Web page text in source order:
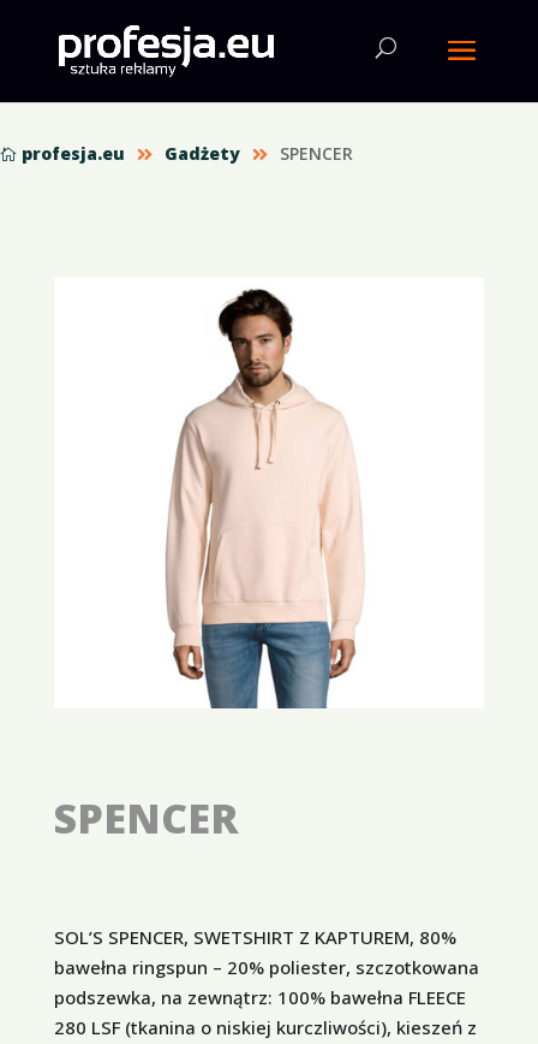
 profesja.eu  Gadżety  SPENCER
SPENCER
SOL’S SPENCER, SWETSHIRT Z KAPTUREM, 80%
bawełna ringspun – 20% poliester, szczotkowana
podszewka, na zewnątrz: 100% bawełna FLEECE
280 LSF (tkanina o niskiej kurczliwości), kieszeń z